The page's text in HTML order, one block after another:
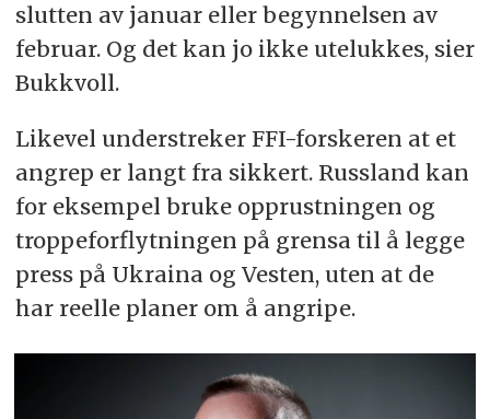
slutten av januar eller begynnelsen av
februar. Og det kan jo ikke utelukkes, sier
Bukkvoll.
Likevel understreker FFI-forskeren at et
angrep er langt fra sikkert. Russland kan
for eksempel bruke opprustningen og
troppeforflytningen på grensa til å legge
press på Ukraina og Vesten, uten at de
har reelle planer om å angripe.